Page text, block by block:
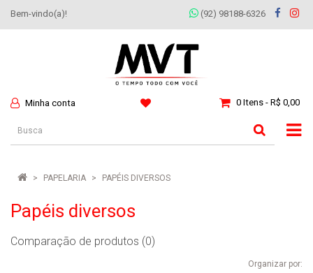
Bem-vindo(a)! (92) 98188-6326
Minha conta 0 Itens - R$ 0,00
PAPELARIA PAPÉIS DIVERSOS
Papéis diversos
Comparação de produtos (0)
Organizar por: